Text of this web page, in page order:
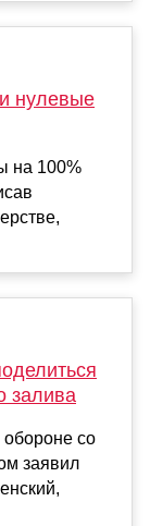
нулевые
на 100%
залива
обороне со
заявил